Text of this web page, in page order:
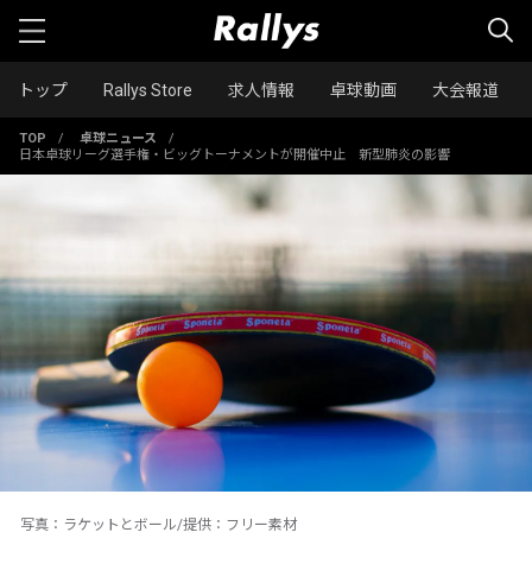
トップ Rallys Store 求人情報 卓球動画 大会報道
TOP / 卓球ニュース
/
日本卓球リーグ選手権・ビッグトーナメントが開催中止 新型肺炎の影響
写真：ラケットとボール/提供：フリー素材